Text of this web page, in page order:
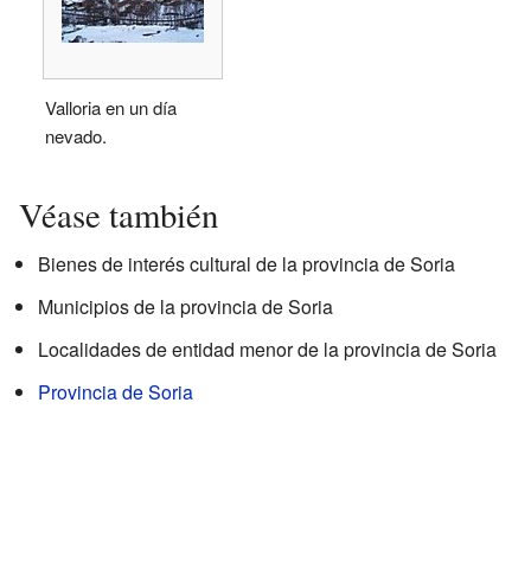
Valloria en un día
nevado.
Véase también
Bienes de interés cultural de la provincia de Soria
Municipios de la provincia de Soria
Localidades de entidad menor de la provincia de Soria
Provincia de Soria